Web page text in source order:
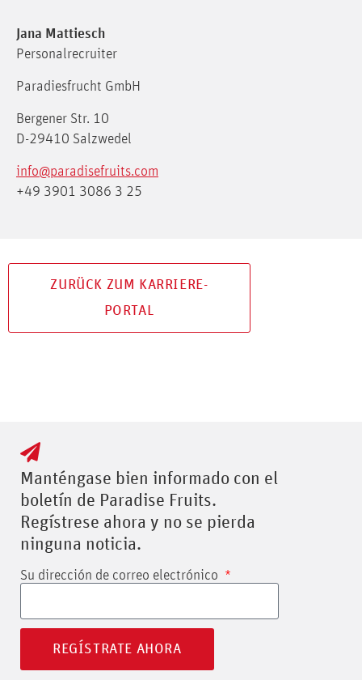
Jana Mattiesch
Personalrecruiter
Paradiesfrucht GmbH
Bergener Str. 10
D-29410 Salzwedel
info@paradisefruits.com
+49 3901 3086 3 25
ZURÜCK ZUM KARRIERE-
PORTAL
Manténgase bien informado con el
boletín de Paradise Fruits.
Regístrese ahora y no se pierda
ninguna noticia.
Su dirección de correo electrónico
REGÍSTRATE AHORA